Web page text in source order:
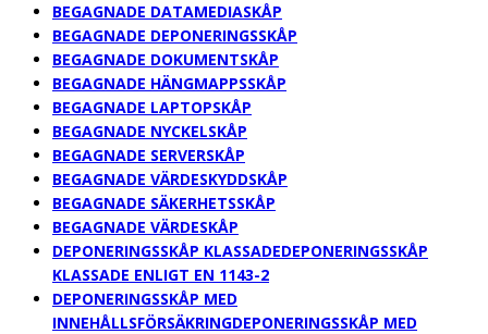
BEGAGNADE DATAMEDIASKÅP
BEGAGNADE DEPONERINGSSKÅP
BEGAGNADE DOKUMENTSKÅP
BEGAGNADE HÄNGMAPPSSKÅP
BEGAGNADE LAPTOPSKÅP
BEGAGNADE NYCKELSKÅP
BEGAGNADE SERVERSKÅP
BEGAGNADE VÄRDESKYDDSKÅP
BEGAGNADE SÄKERHETSSKÅP
BEGAGNADE VÄRDESKÅP
DEPONERINGSSKÅP KLASSADEDEPONERINGSSKÅP
KLASSADE ENLIGT EN 1143-2
DEPONERINGSSKÅP MED
INNEHÅLLSFÖRSÄKRINGDEPONERINGSSKÅP MED